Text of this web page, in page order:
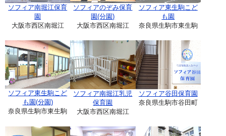
ソフィア南堀江保育
園
大阪市西区南堀江
ソフィアのぞみ保育
園(分園)
大阪市西区南堀江
ソフィア東生駒こど
も園
奈良県生駒市東生駒
ソフィア東生駒こど
も園(分園)
奈良県生駒市東生駒
ソフィア南堀江乳児
保育園
大阪市西区南堀江
ソフィア谷田保育園
奈良県生駒市谷田町